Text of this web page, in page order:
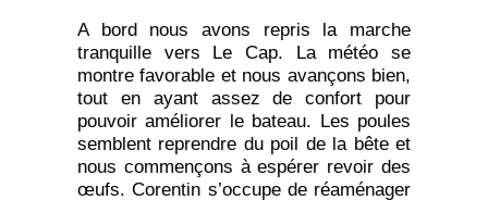
A bord nous avons repris la marche
tranquille vers Le Cap. La météo se
montre favorable et nous avançons bien,
tout en ayant assez de confort pour
pouvoir améliorer le bateau. Les poules
semblent reprendre du poil de la bête et
nous commençons à espérer revoir des
œufs. Corentin s’occupe de réaménager